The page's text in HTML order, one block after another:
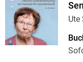
Ute